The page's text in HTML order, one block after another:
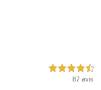
4,5 étoiles sur 5
87 avis